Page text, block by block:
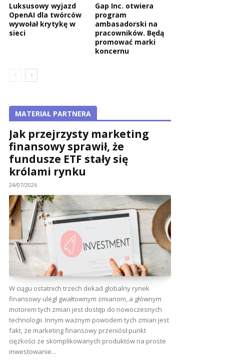
Luksusowy wyjazd
OpenAI dla twórców
wywołał krytykę w
sieci
Gap Inc. otwiera
program
ambasadorski na
pracowników. Będą
promować marki
koncernu
MATERIAŁ PARTNERA
Jak przejrzysty marketing
finansowy sprawił, że
fundusze ETF stały się
królami rynku
24/07/2026
W ciągu ostatnich trzech dekad globalny rynek
finansowy uległ gwałtownym zmianom, a głównym
motorem tych zmian jest dostęp do nowoczesnych
technologii. Innym ważnym powodem tych zmian jest
fakt, że marketing finansowy przeniósł punkt
ciężkości ze skomplikowanych produktów na proste
inwestowanie...